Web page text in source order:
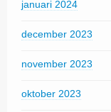
januari 2024
december 2023
november 2023
oktober 2023